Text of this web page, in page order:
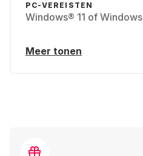
PC-VEREISTEN
Windows® 11 of
Meer tonen